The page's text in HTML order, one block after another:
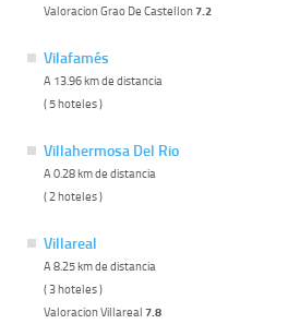
Valoracion Grao De Castellon7.2
Vilafamés
A 13.96 km de distancia
( 5 hoteles )
Villahermosa Del Rio
A 0.28 km de distancia
( 2 hoteles )
Villareal
A 8.25 km de distancia
( 3 hoteles )
Valoracion Villareal 7.8